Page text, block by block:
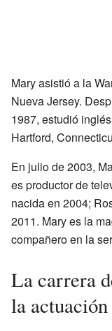
Mary asistió a la
Nueva Jersey.
1987, estudió
Hartford,
En julio de 2003,
es productor de
nacida en 2004;
2011. Mary es la
compañero en la
La carrera
la actuación